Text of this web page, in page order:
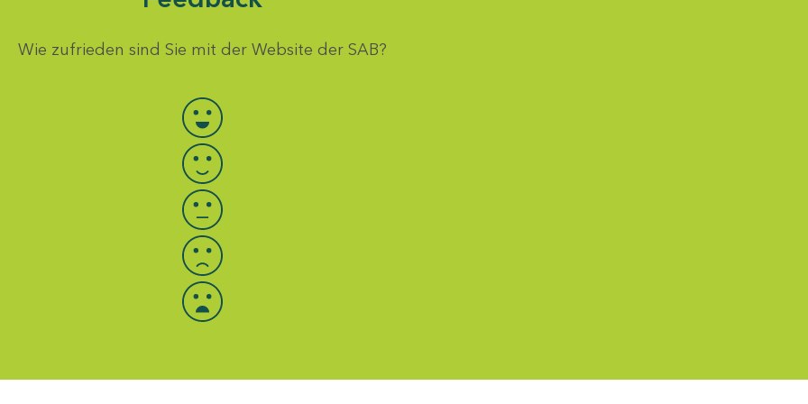
Wie zufrieden sind Sie mit der Website der SAB?
Bewertung auswählen